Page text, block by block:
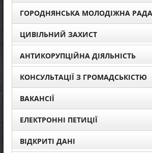
ГОРОДНЯНСЬКА МОЛОДІЖНА РАДА
ЦИВІЛЬНИЙ ЗАХИСТ
АНТИКОРУПЦІЙНА ДІЯЛЬНІСТЬ
КОНСУЛЬТАЦІЇ З ГРОМАДСЬКІСТЮ
ВАКАНСІЇ
ЕЛЕКТРОННІ ПЕТИЦІЇ
ВІДКРИТІ ДАНІ